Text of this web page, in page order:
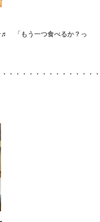
♬ 「もう一つ食べるか？っ
・・・・・・・・・・・・・